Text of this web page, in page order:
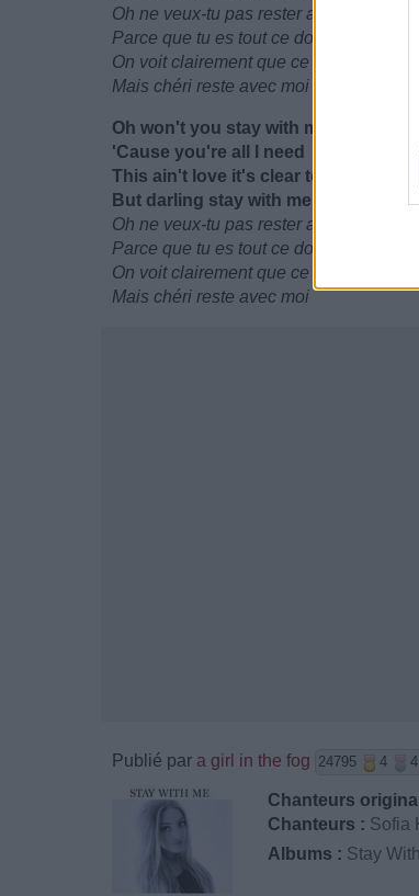
Oh ne veux-tu pas rester avec moi?
Parce que tu es tout ce dont j'ai besoin
On voit clairement que ce n'est pas de
Mais chéri reste avec moi
Oh won't you stay with me
'Cause you're all I need
This ain't love it's clear to see
But darling stay with me
Oh ne veux-tu pas rester avec moi?
Parce que tu es tout ce dont j'ai besoin
On voit clairement que ce n'est pas de
Mais chéri reste avec moi
Publié par a girl in the fog 24795 4 4
Chanteurs
Chanteurs : Sofia
Albums : Stay